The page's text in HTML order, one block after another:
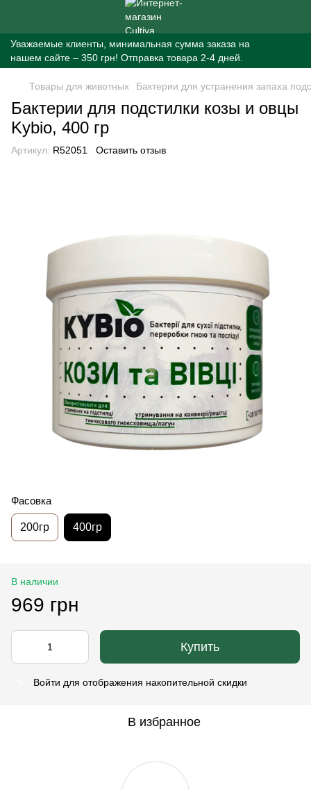
Уважаемые клиенты, минимальная сумма заказа на
нашем сайте – 350 грн! Отправка товара 2-4 дней.
Товары для животных Бактерии для устранения запаха
Бактерии для подстилки козы и овцы
Kybio, 400 гр
Артикул: R52051 Оставить отзыв
Фасовка
200гр 400гр
В наличии
969 грн
Купить
Войти для отображения накопительной скидки
В избранное